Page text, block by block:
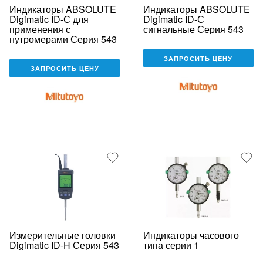
Индикаторы ABSOLUTE
Digimatic ID-С для
применения с
нутромерами Серия 543
ЗАПРОСИТЬ ЦЕНУ
Индикаторы ABSOLUTE
Digimatic ID-С
сигнальные Серия 543
ЗАПРОСИТЬ ЦЕНУ
Измерительные головки
Digimatic ID-H Серия 543
Индикаторы часового
типа серии 1